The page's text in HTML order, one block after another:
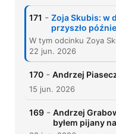
00:16:52
00:20:58
00:31:17
00:33:35
171 - Zoja Skubis: w
przyszło
22 jun. 2026
170 - Andrzej
15 jun. 2026
169 - Andrzej
byłem pijany